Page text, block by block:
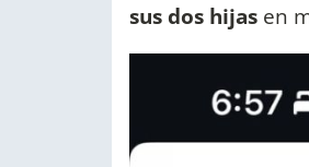
sus dos hijas en